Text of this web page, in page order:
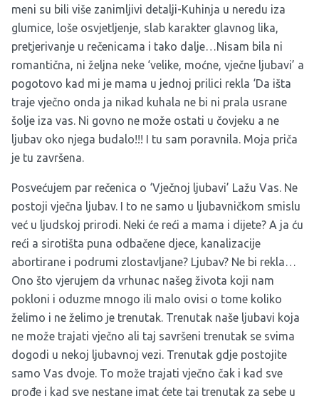
meni su bili više zanimljivi detalji-Kuhinja u neredu iza
glumice, loše osvjetljenje, slab karakter glavnog lika,
pretjerivanje u rečenicama i tako dalje…Nisam bila ni
romantična, ni željna neke ‘velike, moćne, vječne ljubavi’ a
pogotovo kad mi je mama u jednoj prilici rekla ‘Da išta
traje vječno onda ja nikad kuhala ne bi ni prala usrane
šolje iza vas. Ni govno ne može ostati u čovjeku a ne
ljubav oko njega budalo!!! I tu sam poravnila. Moja priča
je tu završena.
Posvećujem par rečenica o ‘Vječnoj ljubavi’ Lažu Vas. Ne
postoji vječna ljubav. I to ne samo u ljubavničkom smislu
već u ljudskoj prirodi. Neki će reći a mama i dijete? A ja ću
reći a sirotišta puna odbačene djece, kanalizacije
abortirane i podrumi zlostavljane? Ljubav? Ne bi rekla…
Ono što vjerujem da vrhunac našeg života koji nam
pokloni i oduzme mnogo ili malo ovisi o tome koliko
želimo i ne želimo je trenutak. Trenutak naše ljubavi koja
ne može trajati vječno ali taj savršeni trenutak se svima
dogodi u nekoj ljubavnoj vezi. Trenutak gdje postojite
samo Vas dvoje. To može trajati vječno čak i kad sve
prođe i kad sve nestane imat ćete taj trenutak za sebe u